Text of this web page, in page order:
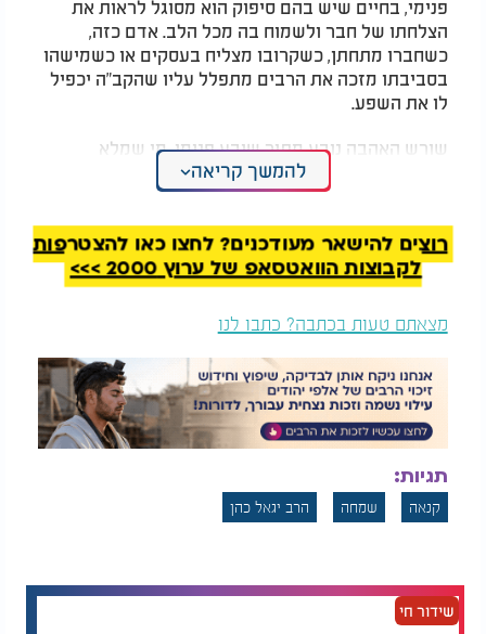
פנימי, בחיים שיש בהם סיפוק הוא מסוגל לראות את
הצלחתו של חבר ולשמוח בה מכל הלב. אדם כזה,
כשחברו מתחתן, כשקרובו מצליח בעסקים או כשמישהו
בסביבתו מזכה את הרבים מתפלל עליו שהקב"ה יכפיל
לו את השפע.
שורש האהבה נובע מתוך שובע פנימי. מי שמלא
מבפנים אוהב אחרים. מי שרעב וממורמר נגרר ללשון
הרע, לרכילות, לשיח ריק שמרוקן את החיים
וכאן נכנסת הנקודה היהודית: חז"ל כבר אמרו "איזהו
עשיר השמח בחלקו". מי שמודה לה' על מה שיש לו,
רואה בכל יום את החסדים הקטנים, הוא זה שבאמת
עשיר. מי שחי כך, לא רק שמצליח לשמוח בשמחתו של
הזולת אלא גם זוכה שחייו מתמלאים באור ובשמחה
אמיתית.
להמשך קריאה
רוצים להישאר מעודכנים? לחצו כאן להצטרפות
לקבוצות הוואטסאפ של ערוץ 2000 >>>
מצאתם טעות בכתבה? כתבו לנו
תגיות:
קנאה שמחה הרב יגאל כהן
שידור חי